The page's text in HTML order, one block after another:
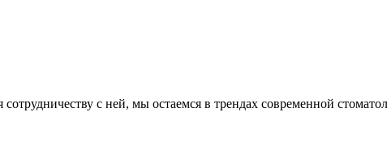
с ней, мы остаемся в трендах современной